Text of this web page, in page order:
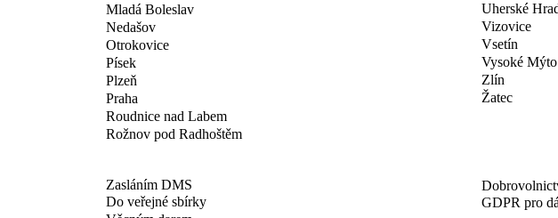
Mladá Boleslav
Nedašov
Otrokovice
Písek
Plzeň
Praha
Roudnice nad Labem
Rožnov pod Radhoštěm
Uherské
Vizovice
Vsetín
Vysoké Mýto
Zlín
Žatec
Zasláním DMS
Do veřejné sbírky
GDPR pro